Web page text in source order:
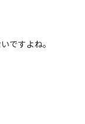
ですよね。